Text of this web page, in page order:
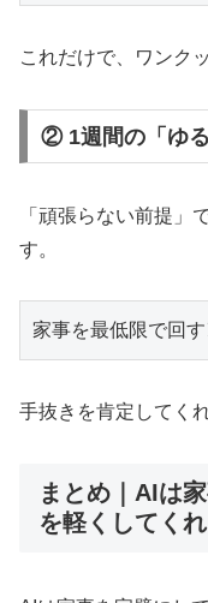
これだけで、ワンク
② 1週間の「ゆ
「頑張らない前提」
す。
手抜きを肯定してく
まとめ｜AIは
を軽くしてく